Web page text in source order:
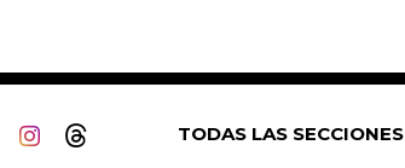
TODAS LAS SECCIONES